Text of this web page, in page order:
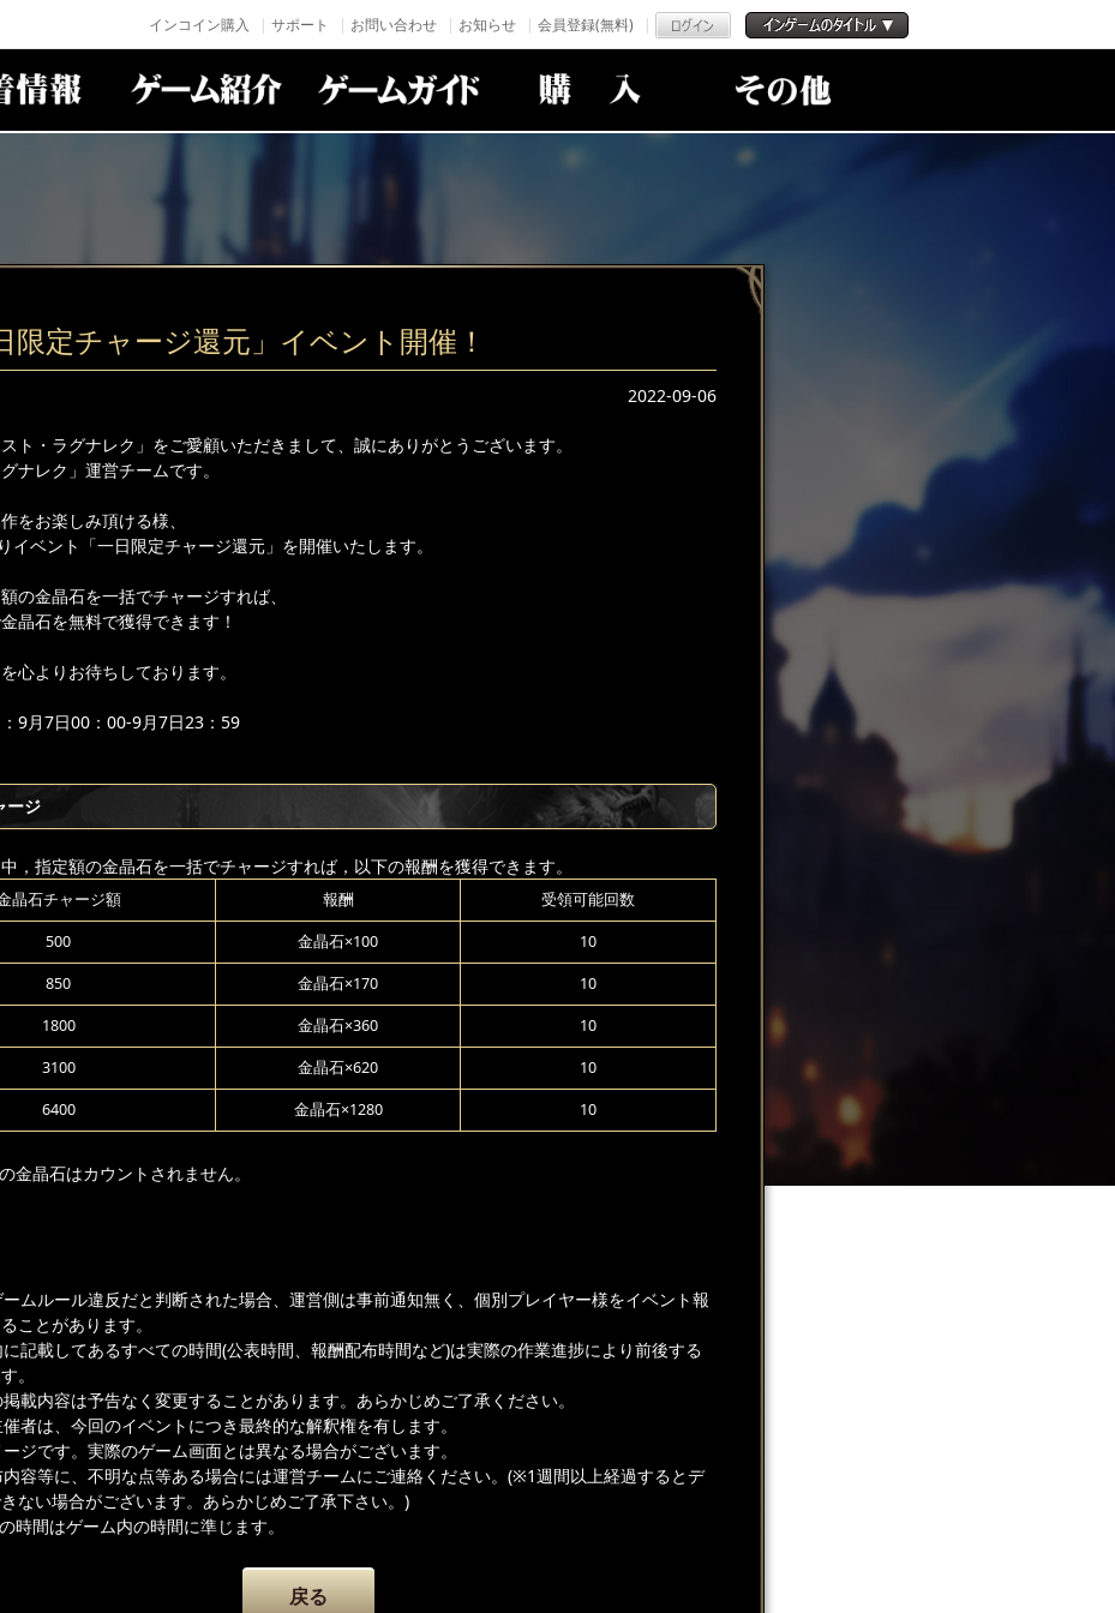
インコイン購入 サポート お問い合わせ お知らせ 会員登録(無料)
限定チャージ還元」イベント開催！
2022-09-06
ト・ラグナレク」をご愛顧いただきまして、誠にありがとうございます。
ナレク」運営チームです。
をお楽しみ頂ける様、
イベント「一日限定チャージ還元」を開催いたします。
の金晶石を一括でチャージすれば、
晶石を無料で獲得できます！
心よりお待ちしております。
9月7日00：00-9月7日23：59
ージ
，指定額の金晶石を一括でチャージすれば，以下の報酬を獲得できます。
晶石チャージ額 報酬 受領可能回数
500 金晶石×100 10
850 金晶石×170 10
1800 金晶石×360 10
3100 金晶石×620 10
6400 金晶石×1280 10
金晶石はカウントされません。
ムルール違反だと判断された場合、運営側は事前通知無く、個別プレイヤー様をイベント報
ことがあります。
記載してあるすべての時間(公表時間、報酬配布時間など)は実際の作業進捗により前後する
。
載内容は予告なく変更することがあります。あらかじめご了承ください。
者は、今回のイベントにつき最終的な解釈権を有します。
ジです。実際のゲーム画面とは異なる場合がございます。
容等に、不明な点等ある場合には運営チームにご連絡ください。(※1週間以上経過するとデ
ない場合がございます。あらかじめご了承下さい。)
時間はゲーム内の時間に準じます。
戻る